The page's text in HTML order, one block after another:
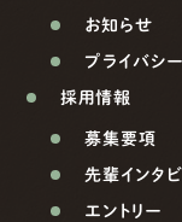
お知らせ
プライバシ
採用情報
募集要項
先輩インタ
エントリー